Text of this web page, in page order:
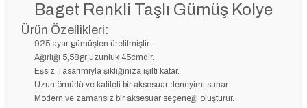
Baget Renkli Taşlı Gümüş Kolye
Ürün Özellikleri:
925 ayar gümüşten üretilmiştir.
Ağırlığı 5,58gr uzunluk 45cmdir.
Eşsiz Tasarımıyla şıklığınıza ışıltı katar.
Uzun ömürlü ve kaliteli bir aksesuar deneyimi sunar.
Modern ve zamansız bir aksesuar seçeneği oluşturur.